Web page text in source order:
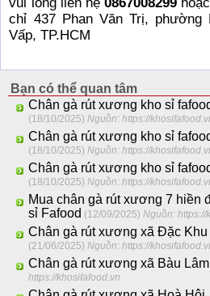
chỉ 437 Phan Văn Trị, phường
Vấp, TP.HCM
Bạn có thể quan tâm
Chân gà rút xương kho sỉ
(18/10/2025)Nguồn: https://
Chân gà rút xương kho sỉ
(18/10/2025)Nguồn: https://
Chân gà rút xương kho sỉ
(18/10/2025)Nguồn: https://
Mua chân gà rút xương 7 hiền
sỉ Fafood (12/09/2025)Nguồn: https://
Chân gà rút xương xã Đặc
(21/06/2025)Nguồn: https://
Chân gà rút xương xã Bàu
https://khosifafood.vn